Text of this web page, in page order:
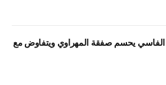
يحسم صفقة المهراوي ويتفاوض مع